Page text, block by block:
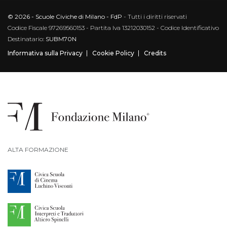
© 2026 - Scuole Civiche di Milano - FdP - Tutti i diritti riservati
Codice Fiscale 97269560153 - Partita Iva 13212030152 - Codice Identificativo
Destinatario: SUBM70N
Informativa sulla Privacy
Cookie Policy Credits
ALTA FORMAZIONE